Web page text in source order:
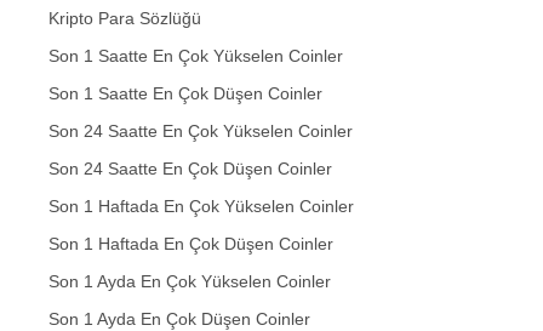
Kripto Para Sözlüğü
Son 1 Saatte En Çok Yükselen Coinler
Son 1 Saatte En Çok Düşen Coinler
Son 24 Saatte En Çok Yükselen Coinler
Son 24 Saatte En Çok Düşen Coinler
Son 1 Haftada En Çok Yükselen Coinler
Son 1 Haftada En Çok Düşen Coinler
Son 1 Ayda En Çok Yükselen Coinler
Son 1 Ayda En Çok Düşen Coinler